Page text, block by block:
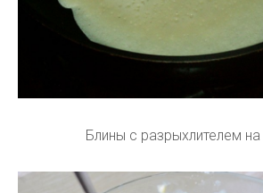
Блины с разрыхлителем